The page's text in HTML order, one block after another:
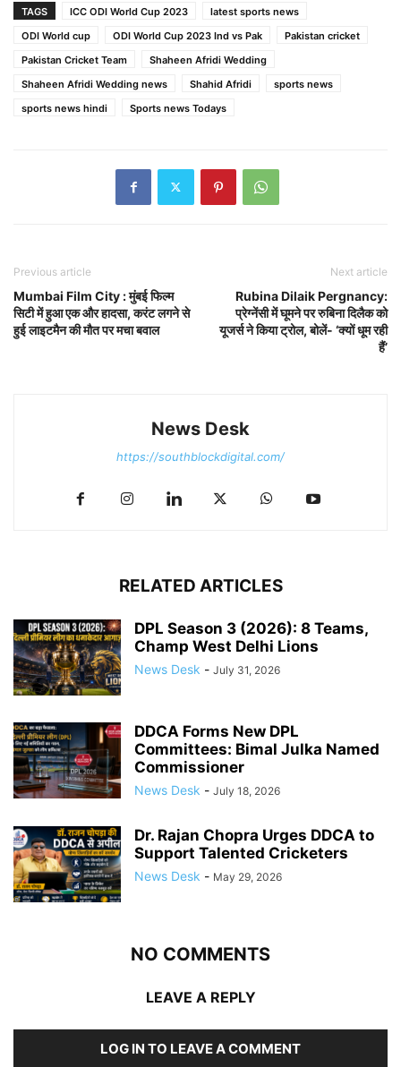
TAGS ICC ODI World Cup 2023
latest sports news
ODI World cup
ODI World Cup 2023 Ind vs Pak
Pakistan cricket
Pakistan Cricket Team
Shaheen Afridi Wedding
Shaheen Afridi Wedding news
Shahid Afridi
sports news
sports news hindi
Sports news Todays
Previous article
Mumbai Film City : मुंबई फिल्म
सिटी में हुआ एक और हादसा, करंट लगने से
हुई लाइटमैन की मौत पर मचा बवाल
Next article
Rubina Dilaik Pergnancy:
प्रेग्नेंसी में घूमने पर रुबिना दिलैक को
यूजर्स ने किया ट्रोल, बोलें- ‘क्यों धूम रही
हैं’
News Desk
https://southblockdigital.com/
RELATED ARTICLES
DPL Season 3 (2026): 8 Teams,
Champ West Delhi Lions
News Desk - July 31, 2026
DDCA Forms New DPL
Committees: Bimal Julka Named
Commissioner
News Desk - July 18, 2026
Dr. Rajan Chopra Urges DDCA to
Support Talented Cricketers
News Desk - May 29, 2026
NO COMMENTS
LEAVE A REPLY
LOG IN TO LEAVE A COMMENT